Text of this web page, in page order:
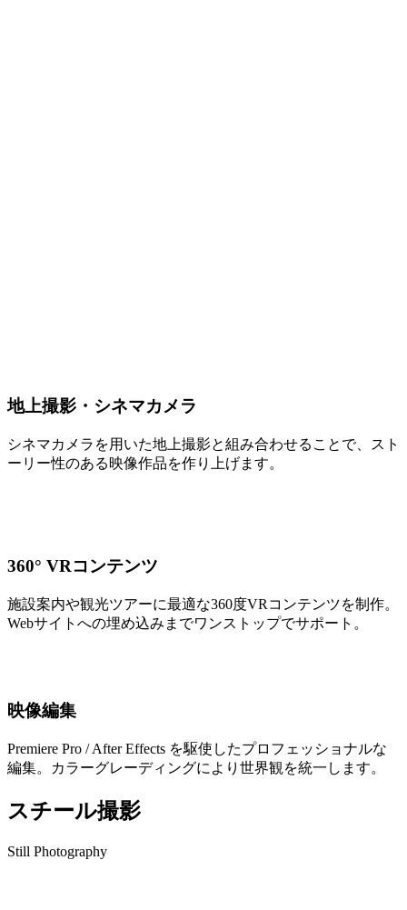
地上撮影・シネマカメラ
シネマカメラを用いた地上撮影と組み合わせることで、スト
ーリー性のある映像作品を作り上げます。
360° VRコンテンツ
施設案内や観光ツアーに最適な360度VRコンテンツを制作。
Webサイトへの埋め込みまでワンストップでサポート。
映像編集
Premiere Pro / After Effects を駆使したプロフェッショナルな
編集。カラーグレーディングにより世界観を統一します。
スチール撮影
Still Photography